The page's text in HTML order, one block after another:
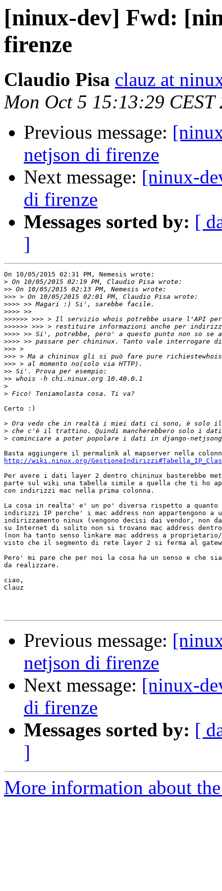
[ninux-dev] Fwd:
firenze
Claudio Pisa clauz at
Mon Oct 5 15:13:29 CEST
Previous message:
netjson di firenze
Next message: [ninux-
di firenze
Messages sorted by: [
]
On 10/05/2015 02:31 PM, Nemesis wrote:
>
>>
>>>
>>>>
>>>>
>>>>>>
>>>>>>
>>>>
>>>>
>>>
>>>
>>>
>>
>>
>
>
Certo :)
>
>
>
http://wiki.ninux.org/
Per avere i dati layer 2 dentro chininux basterebbe
parte sul wiki una tabella simile a quella che ti ho
con indirizzi mac nella prima colonna.
La cosa in realta' e' un po' diversa rispetto a quanto
indirizzi IP perche' i mac address non appartengono a
indirizzamento ninux (vengono decisi dai vendor, non
su Internet di solito non si trovano mac address
(non ha tanto senso linkare mac address a
visto che il segmento di rete layer 2 si ferma al
Pero' mi pare che per noi la cosa ha un senso e che
da realizzare.
ciao,
Clauz
Previous message:
netjson di firenze
Next message: [ninux-
di firenze
Messages sorted by: [
]
More information about